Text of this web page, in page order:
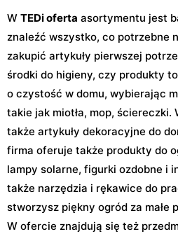
W TEDi oferta asortymentu jest
znaleźć wszystko, co potrzebne
zakupić artykuły pierwszej
środki do higieny, czy produkty
o czystość w domu, wybierając
takie jak miotła, mop, ściereczki.
także artykuły dekoracyjne do
firma oferuje także produkty do
lampy solarne, figurki ozdobne i
także narzędzia i rękawice do
stworzysz piękny ogród za małe
W ofercie znajdują się też